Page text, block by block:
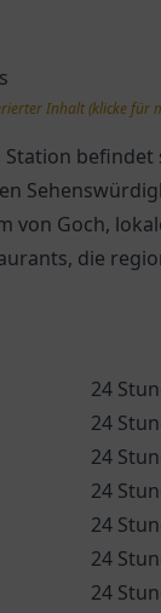
Inhalt (klicke für
Station befindet
von Goch,
die
24
24
24
24
24
24
24